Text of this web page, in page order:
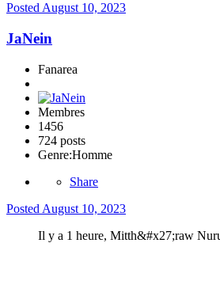
PostedAugust 10, 2023
JaNein
Fanarea
Membres
1456
724 posts
Genre:Homme
Share
Posted August 10, 2023
Il y a 1 heure, Mitth&#x27;raw